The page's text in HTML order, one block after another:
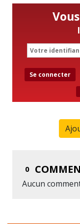
Se connecter
0
Aucun